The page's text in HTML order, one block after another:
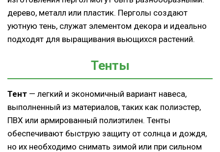
дерево, металл или пластик. Перголы создают
уютную тень, служат элементом декора и идеально
подходят для выращивания вьющихся растений.
Тенты
Тент — легкий и экономичный вариант навеса,
выполненный из материалов, таких как полиэстер,
ПВХ или армированный полиэтилен. Тенты
обеспечивают быструю защиту от солнца и дождя,
но их необходимо снимать зимой или при сильном